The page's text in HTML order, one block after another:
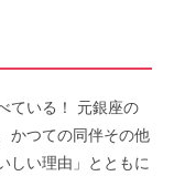
ている！ 元銀座の
かつての同伴その他
しい理由」とともに